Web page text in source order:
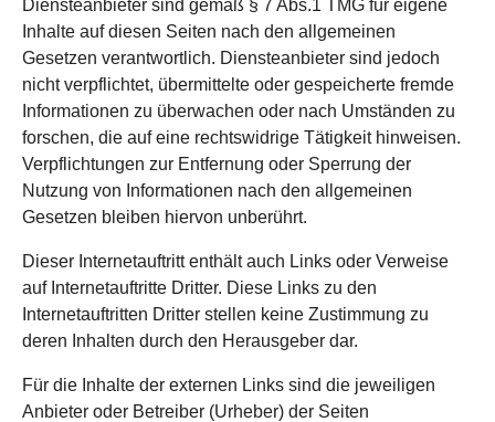
Diensteanbieter sind gemäß § 7 Abs.1 TMG für eigene
Inhalte auf diesen Seiten nach den allgemeinen
Gesetzen verantwortlich. Diensteanbieter sind jedoch
nicht verpflichtet, übermittelte oder gespeicherte fremde
Informationen zu überwachen oder nach Umständen zu
forschen, die auf eine rechtswidrige Tätigkeit hinweisen.
Verpflichtungen zur Entfernung oder Sperrung der
Nutzung von Informationen nach den allgemeinen
Gesetzen bleiben hiervon unberührt.
Dieser Internetauftritt enthält auch Links oder Verweise
auf Internetauftritte Dritter. Diese Links zu den
Internetauftritten Dritter stellen keine Zustimmung zu
deren Inhalten durch den Herausgeber dar.
Für die Inhalte der externen Links sind die jeweiligen
Anbieter oder Betreiber (Urheber) der Seiten